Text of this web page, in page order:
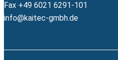
Fax +49 6021 6291-101
info@kaitec-gmbh.de